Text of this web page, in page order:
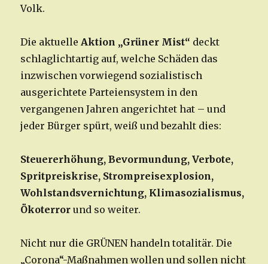
Volk.
Die aktuelle Aktion „Grüner Mist“ deckt
schlaglichtartig auf, welche Schäden das
inzwischen vorwiegend sozialistisch
ausgerichtete Parteiensystem in den
vergangenen Jahren angerichtet hat – und
jeder Bürger spürt, weiß und bezahlt dies:
Steuererhöhung, Bevormundung, Verbote,
Spritpreiskrise, Strompreisexplosion,
Wohlstandsvernichtung, Klimasozialismus,
Ökoterrorund so weiter.
Nicht nur die GRÜNEN handeln totalitär. Die
„Corona“-Maßnahmen wollen und sollen nicht